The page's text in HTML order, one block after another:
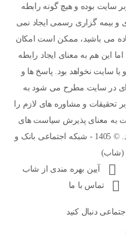
سایت بوده و هیچ گونه رابطه
و بیمه گزاری رسمی ایجاد نمی
می باشید، ممکن است امکان
این هم به معنای ایجاد رابطه
سایت نخواهد بود. پاسخ ها و
ای در سایت مطرح می شود به
تحقیقات و مشاوره های لازم را
به معنای پذیرش سیاست های
حریم خصوصی و سایر قوانین می باشد. © 1405 - شبکه اجتماعی بانک و
(شاب)
آیین بهره مندی از شاب
تماس با ما
دنبال کنید